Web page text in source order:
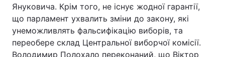
Януковича. Крім того, не існує жодної гарантії,
що парламент ухвалить зміни до закону, які
унеможливлять фальсифікацію виборів, та
переобере склад Центральної виборчої комісії.
Володимир Полохало переконаний, що Віктор